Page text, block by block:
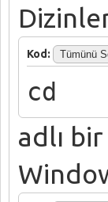
Kod: Tümünü
cd
adlı